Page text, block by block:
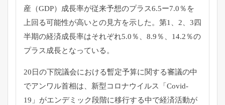
産（GDP）
成長率が従来予想のプラス6.5ー7.0％ を
上回る可能性が高いとの見方を示した。第1、2、 3四
半期の経済成長率はそれぞれ5.0％、8.9％、14.2％の
プラス成長となっている。
20日の下院議会における暫定予算に関する審議の中
でアンワル首相は、新型コロナウイルス「Covid-
19」 がエンデミック段階に移行する中で経済活動が